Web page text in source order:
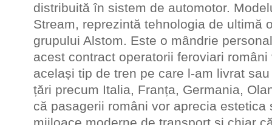
distribuită în sistem de automotor.
Stream, reprezintă tehnologia de ultimă
grupului Alstom. Este o mândrie
acest contract operatorii feroviari
același tip de tren pe care l-am livrat
țări precum Italia, Franța, Germania,
că pasagerii români vor aprecia estetica